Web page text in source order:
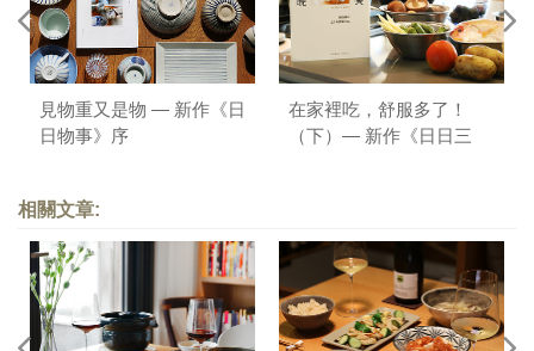
見物重又是物 — 新作《日
日物事》序
在家裡吃，舒服多了！
（下）— 新作《日日三
相關文章: